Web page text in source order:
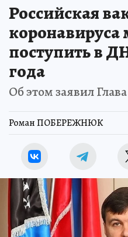
Российская
поступить в
года
Об этом заявил
Роман ПОБЕРЕЖНЮК